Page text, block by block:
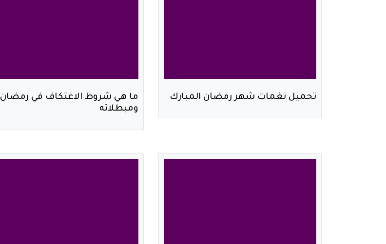
تحميل نغمات شهر رمضان المبارك
ما هي شروط الاعتكاف في رمضان
ومبطلاته